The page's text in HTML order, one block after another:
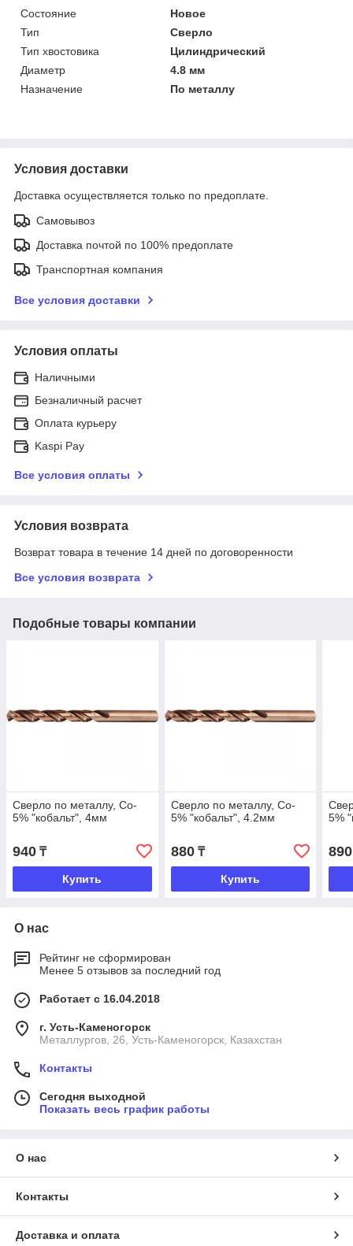
Состояние
Новое
Тип
Сверло
Тип хвостовика
Цилиндрический
Диаметр
4.8 мм
Назначение
По металлу
Условия доставки
Доставка осуществляется только по предоплате.
Самовывоз
Доставка почтой по 100% предоплате
Транспортная компания
Все условия доставки
Условия оплаты
Наличными
Безналичный расчет
Оплата курьеру
Kaspi Pay
Все условия оплаты
Условия возврата
Возврат товара в течение 14 дней по договоренности
Все условия возврата
Подобные товары компании
Сверло по металлу, Co-
5% "кобальт", 4мм
940 ₸
Купить
Сверло по металлу, Co-
5% "кобальт", 4.2мм
880₸
Купить
5%
890
О нас
Рейтинг не сформирован
Менее 5 отзывов за последний год
Работает с 16.04.2018
г. Усть-Каменогорск
Металлургов, 26, Усть-Каменогорск, Казахстан
Контакты
Сегодня выходной
Показать весь график работы
О нас
Контакты
Доставка и оплата